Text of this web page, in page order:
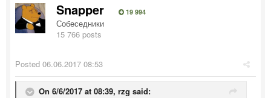
Snapper 19 994
Собеседники
15 766 posts
Posted 06.06.2017 08:53
On 6/6/2017 at 08:39, rzg said: